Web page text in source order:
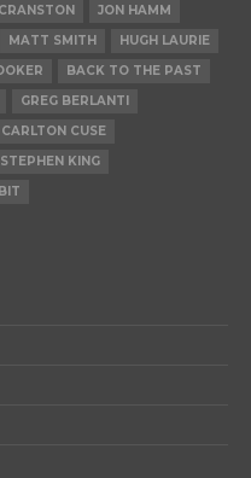
JON HAMM
MATT SMITH
HUGH LAURIE
BACK TO THE PAST
GREG BERLANTI
CARLTON CUSE
STEPHEN KING